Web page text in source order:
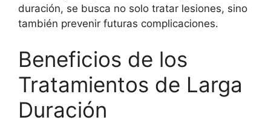
duración, se busca no solo tratar lesiones, sino
también prevenir futuras complicaciones.
Beneficios de los
Tratamientos de Larga
Duración